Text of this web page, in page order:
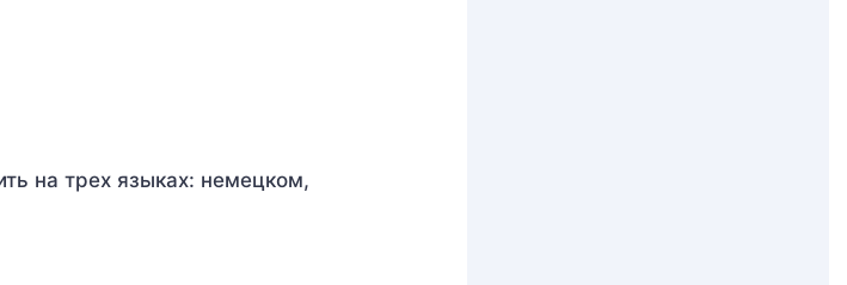
на трех языках: немецком,